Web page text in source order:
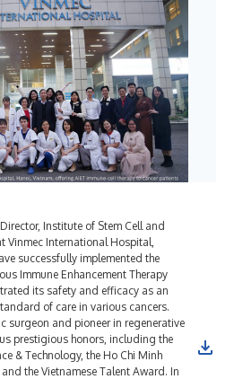
Institute of Stem Cell and
Vinmec International Hospital,
successfully implemented the
Immune Enhancement Therapy
its safety and efficacy as an
of care in various cancers.
surgeon and pioneer in regenerative
prestigious honors, including the
& Technology, the Ho Chi Minh
the Vietnamese Talent Award. In